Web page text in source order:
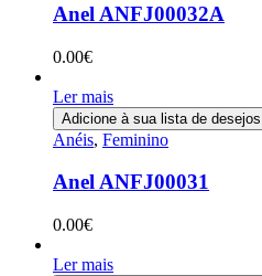
Anel ANFJ00032A
0.00€
Ler mais
Adicione à sua lista de desejos
Anéis, Feminino
Anel ANFJ00031
0.00€
Ler mais